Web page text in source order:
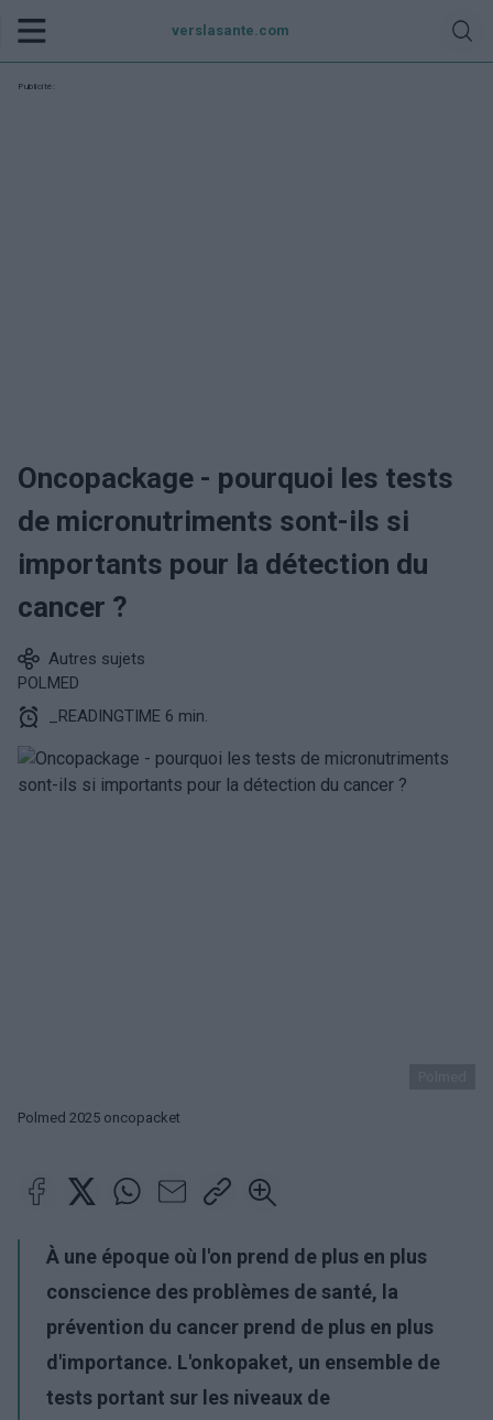
verslasante.com
Publicité:
Oncopackage - pourquoi les tests
de micronutriments sont-ils si
importants pour la détection du
cancer ?
Autres sujets
POLMED
_READINGTIME 6 min.
Polmed 2025 oncopacket
À une époque où l'on prend de plus en plus
conscience des problèmes de santé, la
prévention du cancer prend de plus en plus
d'importance. L'onkopaket, un ensemble de
tests portant sur les niveaux de